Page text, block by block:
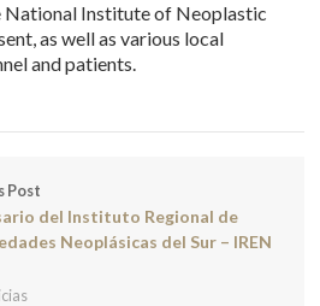
National Institute of Neoplastic
as well as various local
and patients.
Post
del Instituto Regional de
Neoplásicas del Sur – IREN